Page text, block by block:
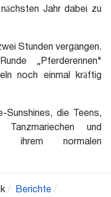
Jahr dabei zu
Stunden vergangen.
„Pferderennen"
noch einmal kräftig
Sunshines, die Teens,
und
ihrem normalen
Berichte